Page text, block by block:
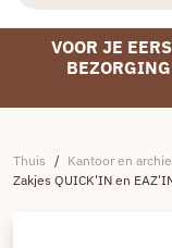
VOOR JE
Thuis / Kantoor en
Zakjes QUICK'IN en